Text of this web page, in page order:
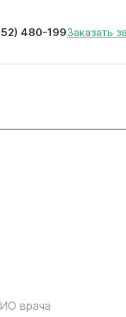
480-199Заказать
врача